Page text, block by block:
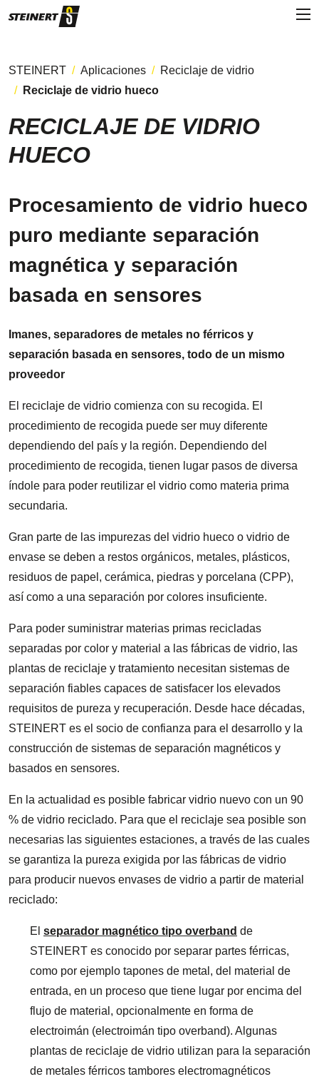
STEINERT Aplicaciones
Reciclaje de vidrio
Reciclaje de vidrio hueco
RECICLAJE DE VIDRIO
HUECO
Procesamiento de vidrio hueco
puro mediante separación
magnética y separación
basada en sensores
Imanes, separadores de metales no férricos y
separación basada en sensores, todo de un mismo
proveedor
El reciclaje de vidrio comienza con su recogida. El
procedimiento de recogida puede ser muy diferente
dependiendo del país y la región. Dependiendo del
procedimiento de recogida, tienen lugar pasos de diversa
índole para poder reutilizar el vidrio como materia prima
secundaria.
Gran parte de las impurezas del vidrio hueco o vidrio de
envase se deben a restos orgánicos, metales, plásticos,
residuos de papel, cerámica, piedras y porcelana (CPP),
así como a una separación por colores insuficiente.
Para poder suministrar materias primas recicladas
separadas por color y material a las fábricas de vidrio, las
plantas de reciclaje y tratamiento necesitan sistemas de
separación fiables capaces de satisfacer los elevados
requisitos de pureza y recuperación. Desde hace décadas,
STEINERT es el socio de confianza para el desarrollo y la
construcción de sistemas de separación magnéticos y
basados en sensores.
En la actualidad es posible fabricar vidrio nuevo con un 90
% de vidrio reciclado. Para que el reciclaje sea posible son
necesarias las siguientes estaciones, a través de las cuales
se garantiza la pureza exigida por las fábricas de vidrio
para producir nuevos envases de vidrio a partir de material
reciclado:
El separador magnético tipo overband de
STEINERT es conocido por separar partes férricas,
como por ejemplo tapones de metal, del material de
entrada, en un proceso que tiene lugar por encima del
flujo de material, opcionalmente en forma de
electroimán (electroimán tipo overband). Algunas
plantas de reciclaje de vidrio utilizan para la separación
de metales férricos tambores electromagnéticos